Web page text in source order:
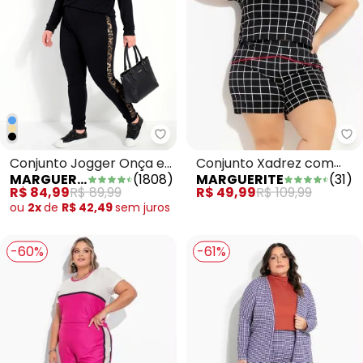
Marguerite - Conjunto Jogger
Conjunto Jogger Onça e
Preto Plus Size
MARGUERITE (1808)
R$ 84,99R$ 89,99
ou 2xde R$ 42,49sem juros
Conjunto Xadrez com
Blusa e Short Plus Size
MARGUERITE (31)
R$ 49,99R$ 109,99
-60% -61%